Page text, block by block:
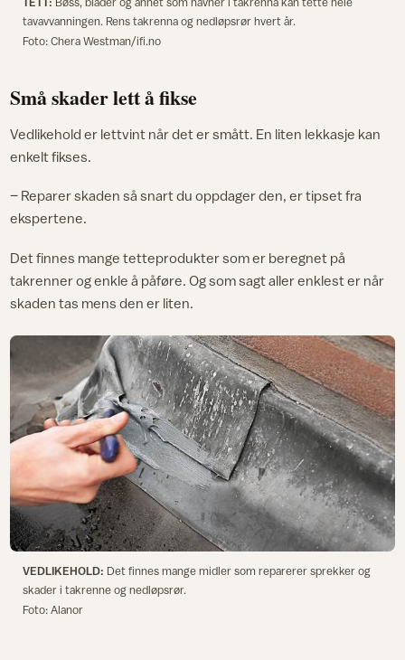
tavavvanningen. Rens takrenna og nedløpsrør hvert år.
Foto: Chera Westman/ifi.no
Små skader lett å fikse
Vedlikehold er lettvint når det er smått. En liten lekkasje kan
enkelt fikses.
– Reparer skaden så snart du oppdager den, er tipset fra
ekspertene.
Det finnes mange tetteprodukter som er beregnet på
takrenner og enkle å påføre. Og som sagt aller enklest er når
skaden tas mens den er liten.
VEDLIKEHOLD: Det finnes mange midler som reparerer sprekker og
skader i takrenne og nedløpsrør.
Foto: Alanor